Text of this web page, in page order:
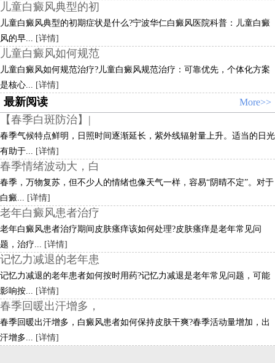
儿童白癜风典型的初
儿童白癜风典型的初期症状是什么?宁波华仁白癜风医院科普：儿童白癜
风的早... [详情]
儿童白癜风如何规范
儿童白癜风如何规范治疗?儿童白癜风规范治疗：可靠优先，个体化方案
是核心... [详情]
最新阅读 More>>
【春季白斑防治】|
春季气候特点鲜明，日照时间逐渐延长，紫外线辐射量上升。适当的日光
有助于...
[详情]
春季情绪波动大，白
春季，万物复苏，但不少人的情绪也像天气一样，容易“阴晴不定”。对于
白癜...
[详情]
老年白癜风患者治疗
老年白癜风患者治疗期间皮肤瘙痒该如何处理?皮肤瘙痒是老年常见问
题，治疗...
[详情]
记忆力减退的老年患
记忆力减退的老年患者如何按时用药?记忆力减退是老年常见问题，可能
影响按...
[详情]
春季回暖出汗增多，
春季回暖出汗增多，白癜风患者如何保持皮肤干爽?春季活动量增加，出
汗增多...
[详情]